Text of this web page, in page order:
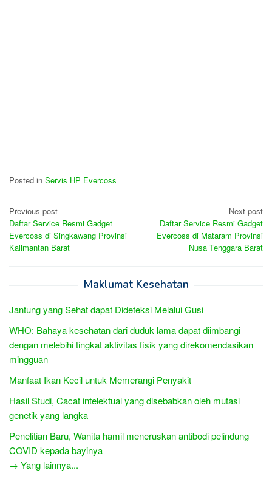
Posted in Servis HP Evercoss
Post
navigation
Previous post
Daftar Service Resmi Gadget
Evercoss di Singkawang Provinsi
Kalimantan Barat
Next post
Daftar Service Resmi Gadget
Evercoss di Mataram Provinsi
Nusa Tenggara Barat
Maklumat Kesehatan
Jantung yang Sehat dapat Dideteksi Melalui Gusi
WHO: Bahaya kesehatan dari duduk lama dapat diimbangi
dengan melebihi tingkat aktivitas fisik yang direkomendasikan
mingguan
Manfaat Ikan Kecil untuk Memerangi Penyakit
Hasil Studi, Cacat intelektual yang disebabkan oleh mutasi
genetik yang langka
Penelitian Baru, Wanita hamil meneruskan antibodi pelindung
COVID kepada bayinya
→ Yang lainnya...